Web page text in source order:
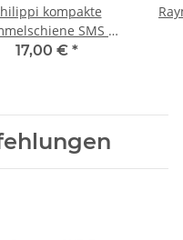
kompakte
SMS 7
100A, 700122304
17,00 € *